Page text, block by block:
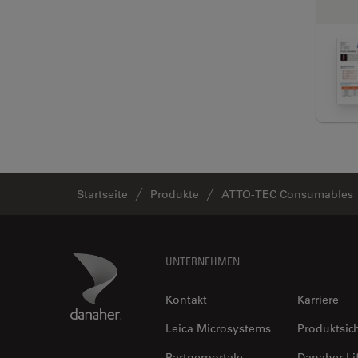
Startseite Produkte ATTO-TEC Consumables
Danaher Logo UNTERNEHMEN
Kontakt
Karriere
Leica Microsystems